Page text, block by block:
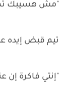
"مش هسيبك
تيم قبض إيده
"إنتي فاكرة إن